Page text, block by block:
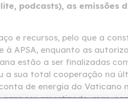
podcasts), as emissões
e recursos, pelo que a
APSA, enquanto as
estão a ser finalizadas
a sua total cooperação na
de energia do Vaticano
ser amortizado, mas,